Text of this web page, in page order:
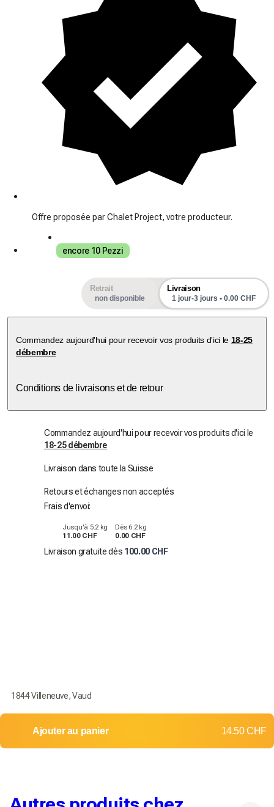
Offre proposée par Chalet Project, votre producteur.
encore 10 Pezzi
Retrait
non disponible
Livraison
1 jour-3 jours • 0.00 CHF
Commandez aujourd'hui pour recevoir vos produits d'ici le 18-25
débembre
Conditions de livraisons et de retour
Commandez aujourd'hui pour recevoir vos produits d'ici le
18-25 débembre
Livraison dans toute la Suisse
Retours et échanges non acceptés
Frais d'envoi:
Jusqu'à 5.2 kg
11.00 CHF
Dès 6.2 kg
0.00 CHF
Livraison gratuite dès 100.00 CHF
1844 Villeneuve, Vaud
Ajouter au panier 14.50 CHF